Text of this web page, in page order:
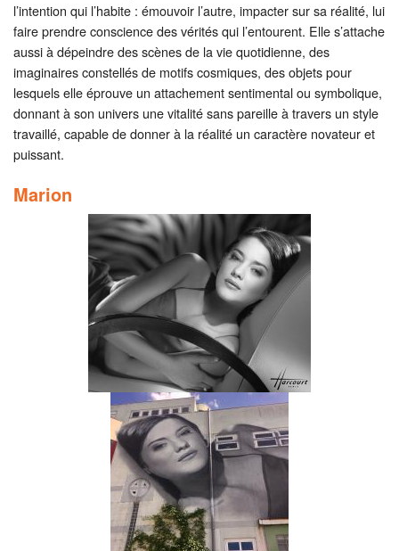
l’intention qui l’habite : émouvoir l’autre, impacter sur sa réalité, lui
faire prendre conscience des vérités qui l’entourent. Elle s’attache
aussi à dépeindre des scènes de la vie quotidienne, des
imaginaires constellés de motifs cosmiques, des objets pour
lesquels elle éprouve un attachement sentimental ou symbolique,
donnant à son univers une vitalité sans pareille à travers un style
travaillé, capable de donner à la réalité un caractère novateur et
puissant.
Marion